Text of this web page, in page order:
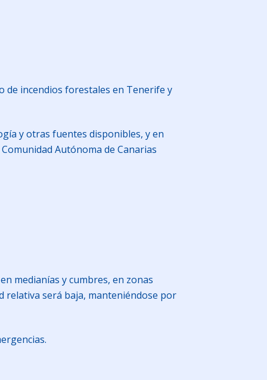
de incendios forestales en Tenerife y
y otras fuentes disponibles, y en
Autónoma de Canarias
medianías y cumbres, en zonas
relativa será baja, manteniéndose por